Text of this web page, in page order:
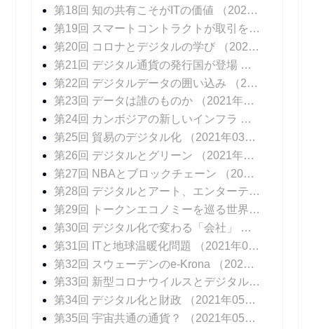
第18回 知の共有こそがITの価値
（2021年01月13日 掲載）
第19回 スマートコントラクトが取引を変える
第20回 コロナとデジタルの学び
（2021年01月27日 掲載）
第21回 デジタル通貨の発行国が登場
（2021年02
第22回 デジタルデータの囲い込み
（2021年02月10日 掲載）
第23回 データは誰のものか
（2021年02月17日 掲載）
第24回 カンボジアの新しいインフラ
（2021年02
第25回 貿易のデジタル化
（2021年03月03日 掲載）
第26回 デジタルとグリーン
（2021年03月10日 掲載）
第27回 NBAとブロックチェーン
（2021年03月17日 掲載）
第28回 デジタルとアート、エンターテインメント
第29回 トークンエコノミーを巡る世界の動向
第30回 デジタル化で変わる「会社」
（2021年04
第31回 ITと地球温暖化問題
（2021年04月14日 掲載）
第32回 スウェーデンのe-Krona
（2021年04月21日 掲載）
第33回 新型コロナウイルスとデジタル化
第34回 デジタル化と財政
（2021年05月05日 掲載）
第35回 宇宙共通の通貨？
（2021年05月12日 掲載）